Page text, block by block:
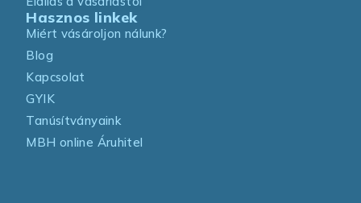
Hasznos linkek
Miért vásároljon nálunk?
Blog
Kapcsolat
GYIK
Tanúsítványaink
MBH online Áruhitel